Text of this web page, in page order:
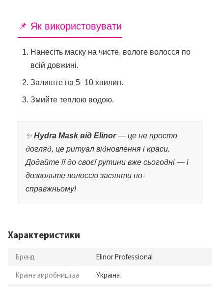
📌 Як використовувати
Нанесіть маску на чисте, вологе волосся по
всій довжині.
Залиште на 5–10 хвилин.
Змийте теплою водою.
✨Hydra Mask від Elinor— це не просто
догляд, це ритуал відновлення і краси.
Додайте її до своєї рутини вже сьогодні — і
дозвольте волоссю засяяти по-
справжньому!
Характеристики
Бренд
Elinor Professional
Країна виробництва
Україна